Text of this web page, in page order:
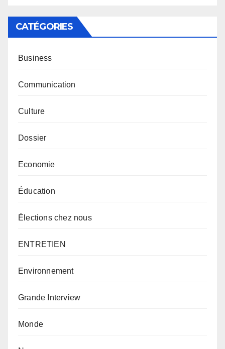
CATÉGORIES
Business
Communication
Culture
Dossier
Economie
Éducation
Élections chez nous
ENTRETIEN
Environnement
Grande Interview
Monde